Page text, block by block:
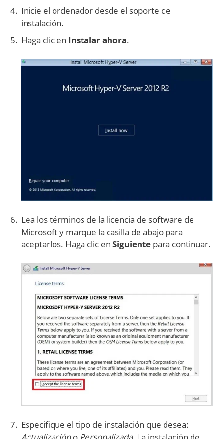
Inicie el ordenador desde el soporte de
instalación.
Haga clic en Instalar ahora.
Lea los términos de la licencia de software de
Microsoft y marque la casilla de abajo para
aceptarlos. Haga clic en Siguiente para continuar.
Especifique el tipo de instalación que desea:
Actualizacióno Personalizada. La instalación de